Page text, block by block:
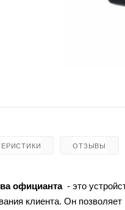
ОТЗЫВЫ
официанта- это
клиента. Он